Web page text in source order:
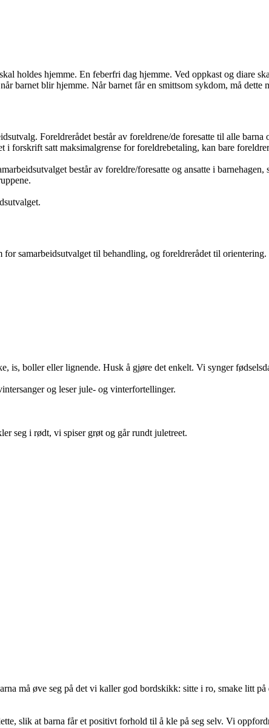
holdes hjemme. En feberfri dag hjemme. Ved oppkast og diare
barnet blir hjemme. Når barnet får en smittsom sykdom, må dette
Foreldrerådet består av foreldrene/de foresatte til alle
forskrift satt maksimalgrense for foreldrebetaling, kan bare
består av foreldre/foresatte og ansatte i
samarbeidsutvalget til behandling, og foreldrerådet til orientering.
is, boller eller lignende. Husk å gjøre det enkelt. Vi synger
og leser jule- og vinterfortellinger.
seg i rødt, vi spiser grøt og går rundt juletreet.
må øve seg på det vi kaller god bordskikk: sitte i ro, smake litt
slik at barna får et positivt forhold til å kle på seg selv. Vi